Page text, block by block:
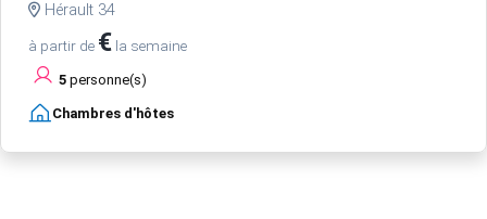
Hérault 34
à partir de € la semaine
5 personne(s)
Chambres d'hôtes